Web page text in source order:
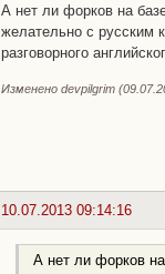
А нет ли форков на
желательно с русским
разговорного
Изменено devpilgrim
10.07.2013 09:14:16
А нет ли форков